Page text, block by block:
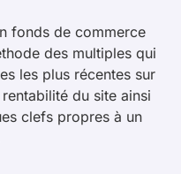
fonds de commerce
des multiples qui
les plus récentes sur
du site ainsi
clefs propres à un